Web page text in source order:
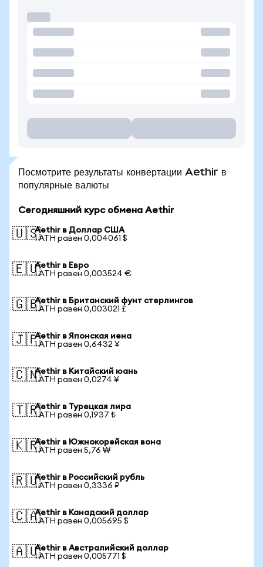
Посмотрите результаты конвертации Aethir в
популярные валюты
Сегодняшний курс обмена Aethir
🇺🇸Aethir в Доллар США
1 ATH равен 0,004061 $
🇪🇺Aethir в Евро
1 ATH равен 0,003524 €
🇬🇧Aethir в Британский фунт стерлингов
1 ATH равен 0,003021 £
🇯🇵Aethir в Японская иена
1 ATH равен 0,6432 ¥
🇨🇳Aethir в Китайский юань
1 ATH равен 0,0274 ¥
🇹🇷Aethir в Турецкая лира
1 ATH равен 0,1937 ₺
🇰🇷Aethir в Южнокорейская вона
1 ATH равен 5,76 ₩
🇷🇺Aethir в Российский рубль
1 ATH равен 0,3336 ₽
🇨🇦Aethir в Канадский доллар
1 ATH равен 0,005695 $
🇦🇺Aethir в Австралийский доллар
1 ATH равен 0,005771 $